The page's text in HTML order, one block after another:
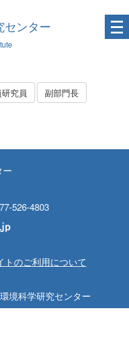
センター
究員 副部門長
ー
526-4803
トのご利用について
境科学研究センター